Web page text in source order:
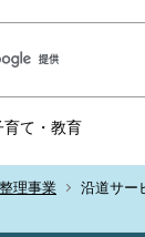
育て・教育
理事業 沿道サー